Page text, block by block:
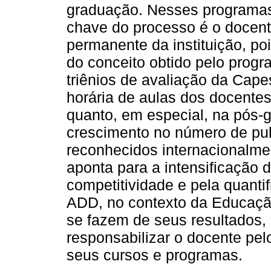
graduação. Nesses
chave do processo é o
permanente da instituição,
do conceito obtido pelo
triênios de avaliação da
horária de aulas dos
quanto, em especial, na pós-
crescimento no número de
reconhecidos
aponta para a intensificação
competitividade e pela
ADD, no contexto da
se fazem de seus
responsabilizar o docente
seus cursos e programas.